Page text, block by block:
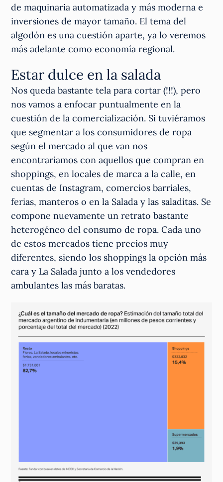
de maquinaria automatizada y más moderna e
inversiones de mayor tamaño. El tema del
algodón es una cuestión aparte, ya lo veremos
más adelante como economía regional.
Estar dulce en la salada
Nos queda bastante tela para cortar (!!!), pero
nos vamos a enfocar puntualmente en la
cuestión de la comercialización. Si tuviéramos
que segmentar a los consumidores de ropa
según el mercado al que van nos
encontraríamos con aquellos que compran en
shoppings, en locales de marca a la calle, en
cuentas de Instagram, comercios barriales,
ferias, manteros o en la Salada y las saladitas. Se
compone nuevamente un retrato bastante
heterogéneo del consumo de ropa. Cada uno
de estos mercados tiene precios muy
diferentes, siendo los shoppings la opción más
cara y La Salada junto a los vendedores
ambulantes las más baratas.